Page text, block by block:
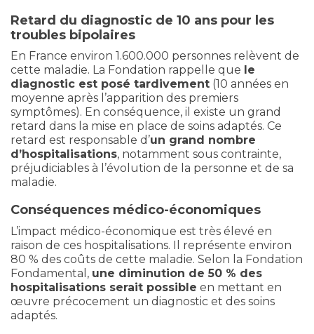
Retard du diagnostic de 10 ans pour les
troubles bipolaires
En France environ 1.600.000 personnes relèvent de
cette maladie. La Fondation rappelle que le
diagnostic est posé tardivement (10 années en
moyenne après l’apparition des premiers
symptômes). En conséquence, il existe un grand
retard dans la mise en place de soins adaptés. Ce
retard est responsable d’un grand nombre
d’hospitalisations, notamment sous contrainte,
préjudiciables à l’évolution de la personne et de sa
maladie.
Conséquences médico-économiques
L’impact médico-économique est très élevé en
raison de ces hospitalisations. Il représente environ
80 % des coûts de cette maladie. Selon la Fondation
Fondamental, une diminution de 50 % des
hospitalisations serait possible en mettant en
œuvre précocement un diagnostic et des soins
adaptés.